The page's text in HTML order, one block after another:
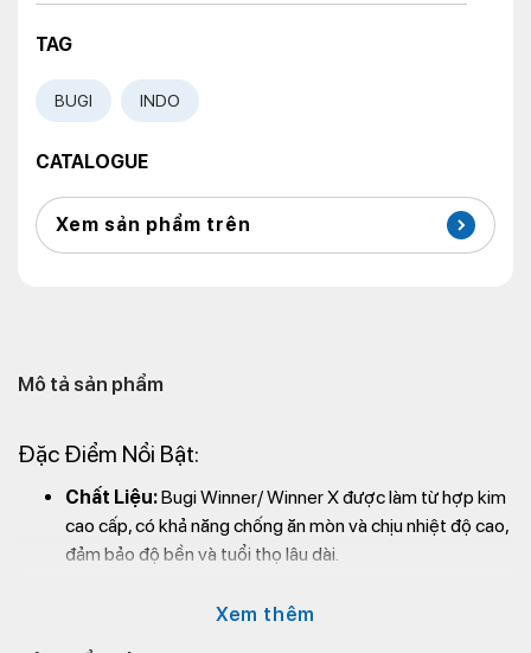
TAG
BUGI INDO
CATALOGUE
Xem sản phẩm trên
Mô tả sản phẩm
Đặc Điểm Nổi Bật:
Chất Liệu:Bugi Winner/ Winner X được làm từ hợp kim
cao cấp, có khả năng chống ăn mòn và chịu nhiệt độ cao,
đảm bảo độ bền và tuổi thọ lâu dài.
hiệu suất đánh lửa, giúp động cơ hoạt động trơn tru và
Xem thêm